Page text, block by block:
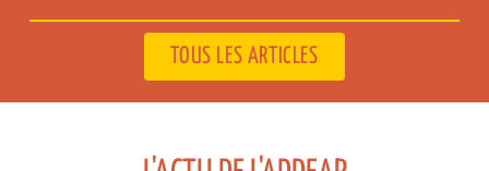
TOUS LES ARTICLES